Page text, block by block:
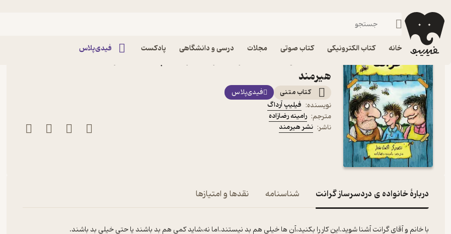
خانه کتاب الکترونیکی کتاب صوتی مجلات درسی و دانشگاهی پادکست فیدی‌پلاس
فیدیبو کتاب الکترونیکی
هیرمند
کتاب متنی
فیدی‌پلاس
نویسنده: فیلیپ آرداگ
مترجم: رامینه رضازاده
ناشر: نشر هیرمند
دربارۀ خانواده ی دردسرساز گرانت شناسنامه نقدها و امتیازها